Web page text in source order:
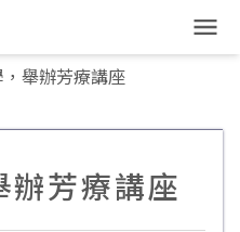
舉辦芳療講座
辦芳療講座